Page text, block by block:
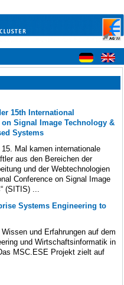
15th International
on Signal Image Technology &
Systems
Mal kamen internationale
aus den Bereichen der
und der Webtechnologien
Conference on Signal Image
(SITIS) ...
Systems Engineering to
und Erfahrungen auf dem
und Wirtschaftsinformatik in
MSC.ESE Projekt zielt auf